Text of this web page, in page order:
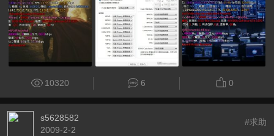
10320 6 0
s5628582
2009-2-2
#求助